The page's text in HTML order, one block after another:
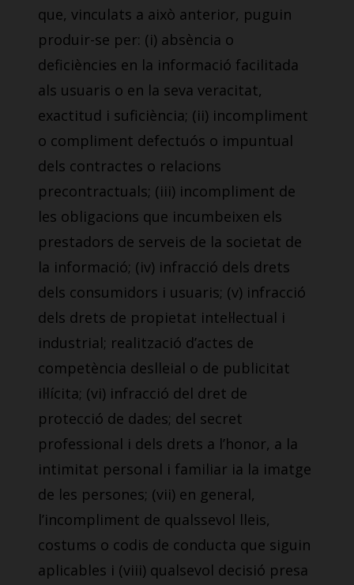
que, vinculats a això anterior, puguin
produir-se per: (i) absència o
deficiències en la informació facilitada
als usuaris o en la seva veracitat,
exactitud i suficiència; (ii) incompliment
o compliment defectuós o impuntual
dels contractes o relacions
precontractuals; (iii) incompliment de
les obligacions que incumbeixen els
prestadors de serveis de la societat de
la informació; (iv) infracció dels drets
dels consumidors i usuaris; (v) infracció
dels drets de propietat intel·lectual i
industrial; realització d’actes de
competència deslleial o de publicitat
il·lícita; (vi) infracció del dret de
protecció de dades; del secret
professional i dels drets a l’honor, a la
intimitat personal i familiar ia la imatge
de les persones; (vii) en general,
l’incompliment de qualssevol lleis,
costums o codis de conducta que siguin
aplicables i (viii) qualsevol decisió presa